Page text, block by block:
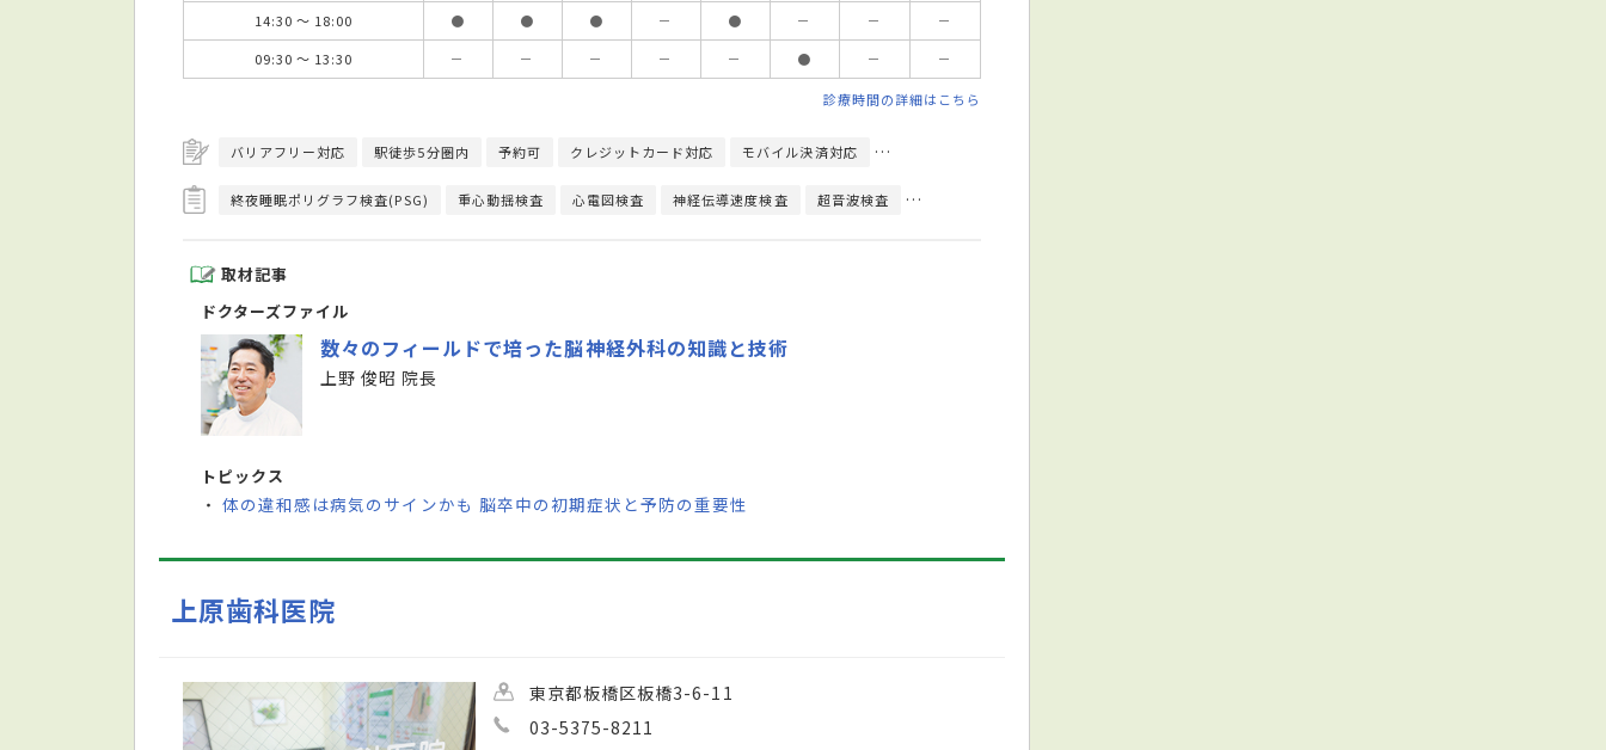
14:30 ～ 18:00
● ● ● － ● － －
－
09:30 ～ 13:30
－ － － － － ● － －
診療時間の詳細はこちら
バリアフリー対応 駅徒歩5分圏内 予約可 クレジットカード対応 モバイル決済対応 健康診断対応
終夜睡眠ポリグラフ検査(PSG) 重心動揺検査 心電図検査 神経伝導速度検査 超音波検査 CPAP療法
取材記事
ドクターズファイル
数々のフィールドで培った脳神経外科の知識と技術
上野 俊昭 院長
トピックス
・体の違和感は病気のサインかも 脳卒中の初期症状と予防の重要性
上原歯科医院
東京都板橋区板橋3-6-11
03-5375-8211